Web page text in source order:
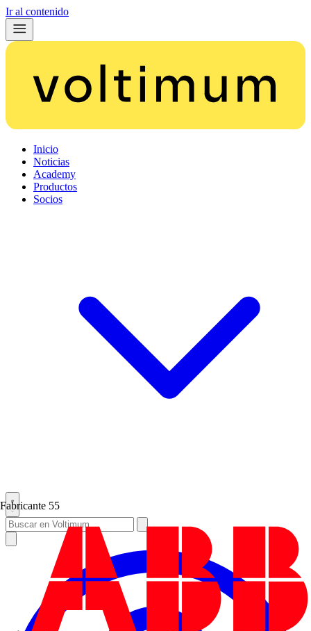
Ir al contenido
Inicio
Noticias
Academy
Productos
Socios
Fabricante 55